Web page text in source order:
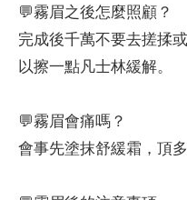
💬霧眉之後怎麼照顧？
完成後千萬不要去搓揉
以擦一點凡士林緩解。
💬霧眉會痛嗎？
會事先塗抹舒緩霜，頂